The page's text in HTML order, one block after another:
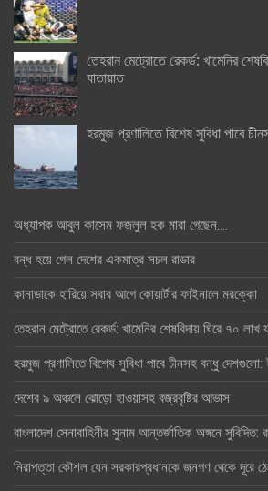
তেহরান মেট্রোতে রেকর্ড: খামেনির
যাতায়াত
হরমুজ প্রণালিতে বিশেষ সুবিধা পাবে
অধ্যাপক আবুল কাসেম ফজলুল হক মারা গেছেন….
বন্ধ হয়ে গেল দেশের একমাত্র সচল রাডার
কানাডাকে হারিয়ে সবার আগে কোয়ার্টার ফাইনালে মরক্কো
তেহরান মেট্রোতে রেকর্ড: খামেনির শেষবিদায় ঘিরে ৭০ লাখ
হরমুজ প্রণালিতে বিশেষ সুবিধা পাবে চীনসহ বন্ধু দেশগুলো:
দেশের ৯ অঞ্চলে ঝোড়ো হাওয়াসহ বজ্রবৃষ্টির আভাস
বাংলাদেশ সেনাবাহিনীর সুনাম আন্তর্জাতিক অঙ্গনে সুবিদিত:
নিরাপত্তা কৌশল যেন সরকারপ্রধানকে জনগণ থেকে দূরে